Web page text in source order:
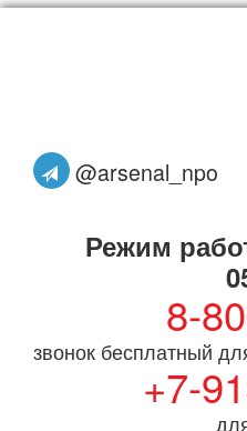
@arsenal_npo
Режим
8-
звонок бесплатный
+7-